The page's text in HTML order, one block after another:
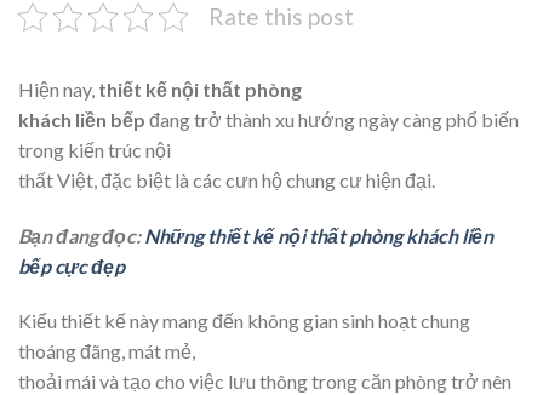
Rate this post
Hiện nay, thiết kế nội thất phòng
khách liền bếp đang trở thành xu hướng ngày càng phổ biến
trong kiến trúc nội
thất Việt, đặc biệt là các cưn hộ chung cư hiện đại.
Bạn đang đọc:Những thiết kế nội thất phòng khách liền
bếp cực đẹp
Kiểu thiết kế này mang đến không gian sinh hoạt chung
thoáng đãng, mát mẻ,
thoải mái và tạo cho việc lưu thông trong căn phòng trở nên